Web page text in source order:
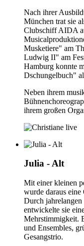
Nach ihrer
München trat sie
Clubschiff AIDA
Musketiere" am
Ludwig II" am
Hamburg konnte
Dschungelbuch"
Neben ihrem
ihrem großen
Julia - Alt
Mit einer kleinen
wurde daraus eine
Durch
entwickelte sie
Mehrstimmigkeit.
und Ensembles,
Gesangstrio.